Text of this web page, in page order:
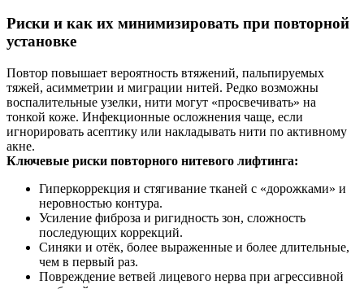
Риски и как их минимизировать при повторной
установке
Повтор повышает вероятность втяжений, пальпируемых
тяжей, асимметрии и миграции нитей. Редко возможны
воспалительные узелки, нити могут «просвечивать» на
тонкой коже. Инфекционные осложнения чаще, если
игнорировать асептику или накладывать нити по активному
акне.
Ключевые риски повторного нитевого лифтинга:
Гиперкоррекция и стягивание тканей с «дорожками» и
неровностью контура.
Усиление фиброза и ригидность зон, сложность
последующих коррекций.
Синяки и отёк, более выраженные и более длительные,
чем в первый раз.
Повреждение ветвей лицевого нерва при агрессивной